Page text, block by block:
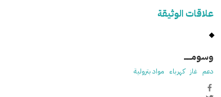
علاقات الوثيقة
وسومـــــ
دعم غاز كهرباء مواد بترولية